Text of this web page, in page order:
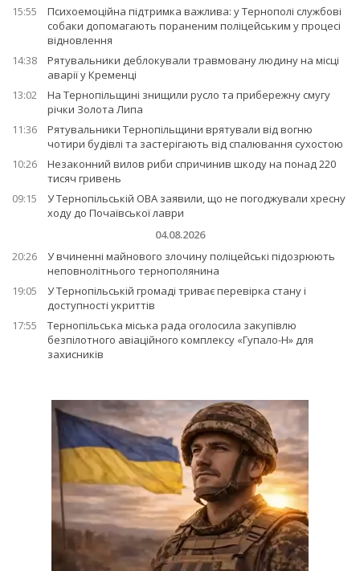
15:55
Психоемоційна підтримка важлива: у Тернополі службові
собаки допомагають пораненим поліцейським у процесі
відновлення
14:38
Рятувальники деблокували травмовану людину на місці
аварії у Кременці
13:02
На Тернопільщині знищили русло та прибережну смугу
річки Золота Липа
11:36
Рятувальники Тернопільщини врятували від вогню
чотири будівлі та застерігають від спалювання сухостою
10:26
Незаконний вилов риби спричинив шкоду на понад 220
тисяч гривень
09:15
У Тернопільській ОВА заявили, що не погоджували хресну
ходу до Почаївської лаври
04.08.2026
20:26
У вчиненні майнового злочину поліцейські підозрюють
неповнолітнього тернополянина
19:05
У Тернопільській громаді триває перевірка стану і
доступності укриттів
17:55
Тернопільська міська рада оголосила закупівлю
безпілотного авіаційного комплексу «Гупало-Н» для
захисників